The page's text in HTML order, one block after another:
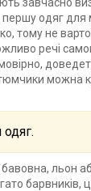
першу одяг
тому не
речі
можна
льон
барвників,